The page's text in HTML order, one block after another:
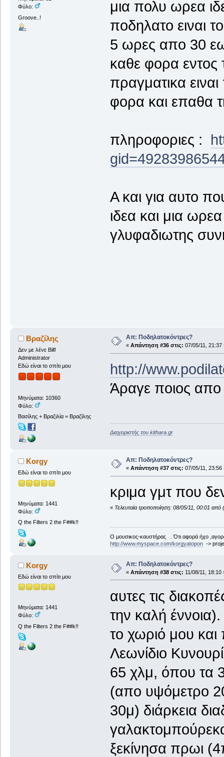
Φύλο:
Groove..!
μια πολυ ωρεα
ποδηλατο ειναι
5 ωρες απο 30
καθε φορα εντος
πραγματικα
φορα και επαθα
πληροφοριες :
A και για αυτο
ιδεα και μια
γλυφαδιωτης
Βραζίλης
Δεν με λένε Bill!
Administrator
Εδώ είναι το σπίτι μου
Μηνύματα: 10360
Φύλο:
Βασίλης + Βραζιλία = Βραζίλης
Απ: Ποδηλατοκόντρες?
« Απάντηση #36 στις: 07/05/11, 21:37
http://
Άραγε ποιος απο
Διαχειριστής του kithara.gr
Korgy
Εδώ είναι το σπίτι μου
Μηνύματα: 1441
Φύλο:
Q the Filters 2 the F##k!!
Απ: Ποδηλατοκόντρες?
« Απάντηση #37 στις: 07/05/11, 23:56
κριμα γμτ που
« Τελευταία τροποποίηση: 08/05/11, 00:01
Ο μουσικος-καυστήρας . Ότι αφορά ήχο
http://www.myspace.com/korgyatopon->
Korgy
Εδώ είναι το σπίτι μου
Μηνύματα: 1441
Φύλο:
Q the Filters 2 the F##k!!
Απ: Ποδηλατοκόντρες?
« Απάντηση #38 στις: 11/08/11, 18:10
αυτες τις
την καλή
το χωριό μου
Λεωνίδιο
65 χλμ, όπου τα
(απο υψόμετρο
30μ) διάρκεια
ξεκίνησα πρωι